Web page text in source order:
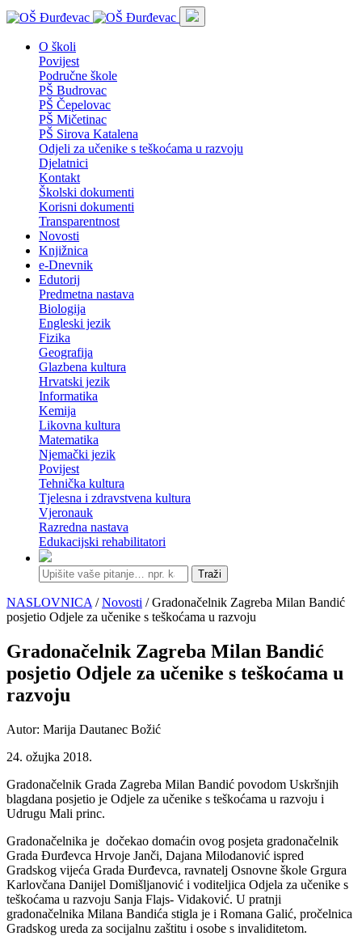
O školi
Povijest
Područne škole
PŠ Budrovac
PŠ Čepelovac
PŠ Mičetinac
PŠ Sirova Katalena
Odjeli za učenike s teškoćama u razvoju
Djelatnici
Kontakt
Školski dokumenti
Korisni dokumenti
Transparentnost
Novosti
Knjižnica
e-Dnevnik
Edutorij
Predmetna nastava
Biologija
Engleski jezik
Fizika
Geografija
Glazbena kultura
Hrvatski jezik
Informatika
Kemija
Likovna kultura
Matematika
Njemački jezik
Povijest
Tehnička kultura
Tjelesna i zdravstvena kultura
Vjeronauk
Razredna nastava
Edukacijski rehabilitatori
Traži
NASLOVNICA /Novosti / Gradonačelnik Zagreba Milan Bandić
posjetio Odjele za učenike s teškoćama u razvoju
Gradonačelnik Zagreba Milan Bandić
posjetio Odjele za učenike s teškoćama u
razvoju
Autor: Marija Dautanec Božić
24. ožujka 2018.
Gradonačelnik Grada Zagreba Milan Bandić povodom Uskršnjih
blagdana posjetio je Odjele za učenike s teškoćama u razvoju i
Udrugu Mali princ.
Gradonačelnika je dočekao domaćin ovog posjeta gradonačelnik
Grada Đurđevca Hrvoje Janči, Dajana Milodanović ispred
Gradskog vijeća Grada Đurđevca, ravnatelj Osnovne škole Grgura
Karlovčana Danijel Domišljanović i voditeljica Odjela za učenike s
teškoćama u razvoju Sanja Flajs- Vidaković. U pratnji
gradonačelnika Milana Bandića stigla je i Romana Galić, pročelnica
Gradskog ureda za socijalnu zaštitu i osobe s invaliditetom.